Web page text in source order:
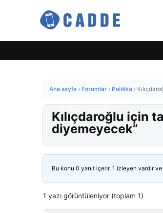
Ana sayfa › Forumlar › Politika ›
Kılıçdaroğlu için
diyemeyecek”
Bu konu 0 yanıt içerir, 1 izleyen vardır
1 yazı görüntüleniyor (toplam 1)